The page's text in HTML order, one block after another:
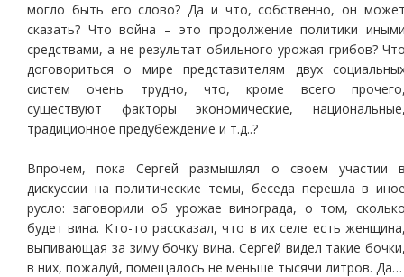
могло быть его слово? Да и что, собственно, он
сказать? Что война – это продолжение политики
средствами, а не результат обильного урожая грибов?
договориться о мире представителям двух
систем очень трудно, что, кроме всего
существуют факторы экономические,
традиционное предубеждение и т.д..?
Впрочем, пока Сергей размышлял о своем участии
дискуссии на политические темы, беседа перешла в
русло: заговорили об урожае винограда, о том,
будет вина. Кто-то рассказал, что в их селе есть
выпивающая за зиму бочку вина. Сергей видел такие
в них, пожалуй, помещалось не меньше тысячи литров. Да…